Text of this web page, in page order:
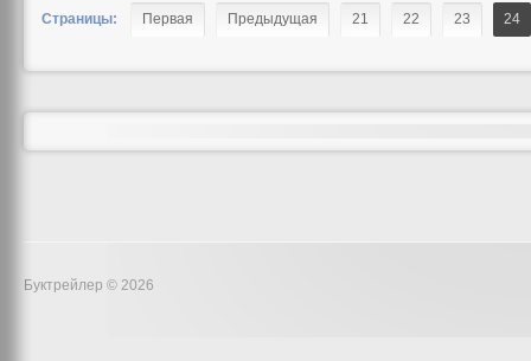
Страницы: Первая Предыдущая 21 22 23 24
Буктрейлер © 2026